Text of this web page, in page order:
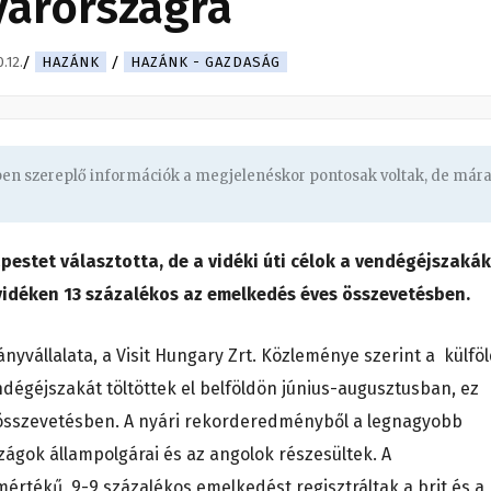
HAZÁNK HAZÁNK - GAZDASÁG
szereplő információk a megjelenéskor pontosak voltak, de mára
választotta, de a vidéki úti célok a vendégéjszakák
13 százalékos az emelkedés éves összevetésben.
a Visit Hungary Zrt. Közleménye szerint a
töltöttek el belföldön június-augusztusban, ez
A nyári rekorderedményből a legnagyobb
állampolgárai és az angolok részesültek. A